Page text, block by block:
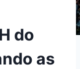
do
as